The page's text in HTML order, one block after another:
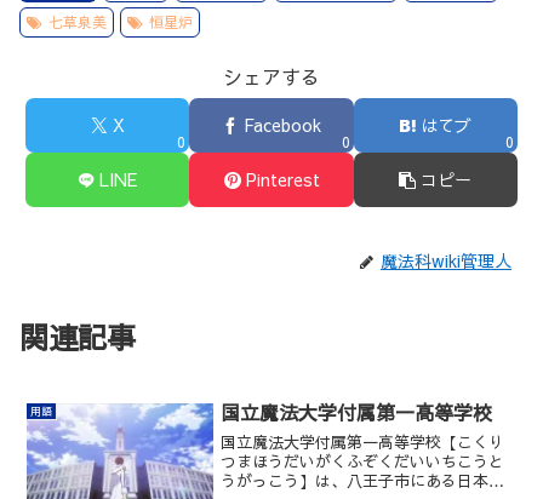
七草泉美
恒星炉
シェアする
X
0
Facebook
0
はてブ
0
LINE Pinterest コピー
魔法科wiki管理人
関連記事
用語 国立魔法大学付属第一高等学校
国立魔法大学付属第一高等学校【こくり
つまほうだいがくふぞくだいいちこうと
うがっこう】は、八王子市にある日本の